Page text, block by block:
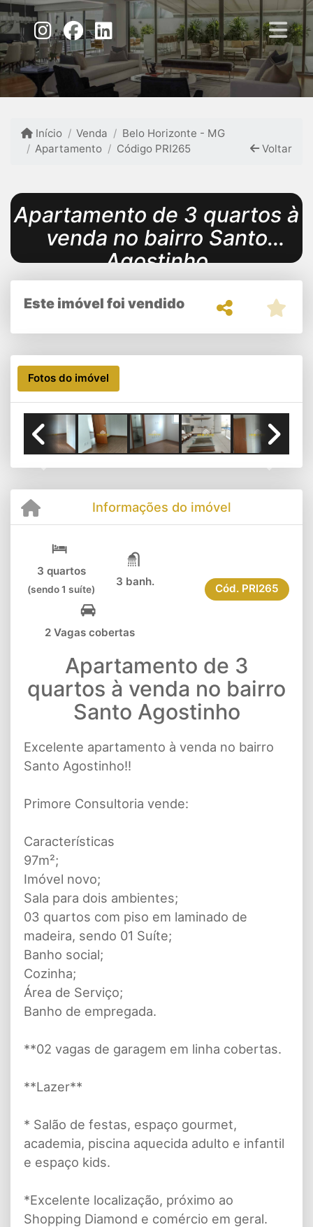
Início Venda
Belo Horizonte - MG
Apartamento
Código PRI265 Voltar
Apartamento de 3 quartos à
venda no bairro Santo
Agostinho
Este imóvel foi vendido
Fotos do imóvel
Informações do imóvel
3 quartos
(sendo 1 suíte)
3 banh.
2 Vagas cobertas
Cód. PRI265
Apartamento de 3
quartos à venda no bairro
Santo Agostinho
Excelente apartamento à venda no bairro
Santo Agostinho!!
Primore Consultoria vende:
Características
97m²;
Imóvel novo;
Sala para dois ambientes;
03 quartos com piso em laminado de
madeira, sendo 01 Suíte;
Banho social;
Cozinha;
Área de Serviço;
Banho de empregada.
**02 vagas de garagem em linha cobertas.
**Lazer**
* Salão de festas, espaço gourmet,
academia, piscina aquecida adulto e infantil
e espaço kids.
*Excelente localização, próximo ao
Shopping Diamond e comércio em geral.